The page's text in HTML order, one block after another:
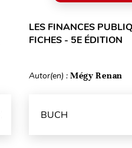
LES FINANCES
FICHES - 5E ÉDITION
Autor(en) : Mégy Renan
BUCH